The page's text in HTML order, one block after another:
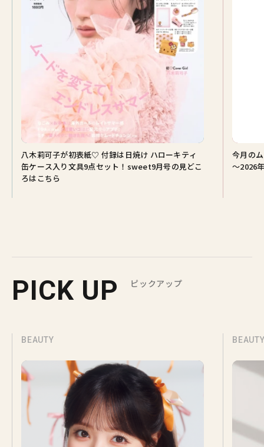
八木莉可子が初表紙♡ 付録は日焼け ハローキティ
缶ケース入り文具9点セット！sweet9月号の見どこ
ろはこちら
今月の
～2026
PICK UP ピックアップ
BEAUTY